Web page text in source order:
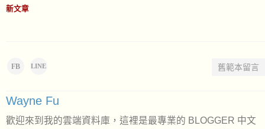
sHTML += '<li><span style="float:lef
r +'" style="width:' + w + 'px; padding: 0
px; border: 1px solid #ccc;"/></a></span
>';
新文章
FB LINE 舊範本留言
Wayne Fu
歡迎來到我的雲端資料庫，這裡是最專業的 BLOGGER 中文